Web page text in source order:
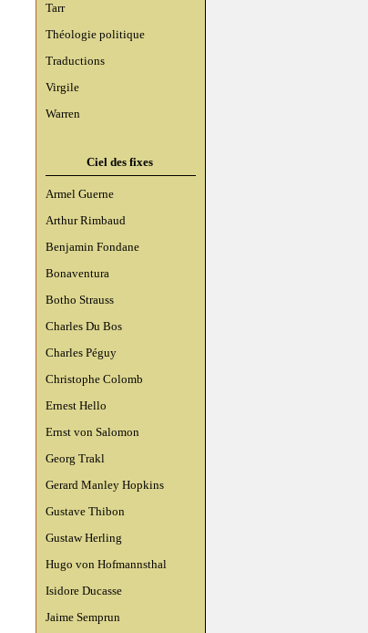
Tarr
Théologie politique
Traductions
Virgile
Warren
Ciel des fixes
Armel Guerne
Arthur Rimbaud
Benjamin Fondane
Bonaventura
Botho Strauss
Charles Du Bos
Charles Péguy
Christophe Colomb
Ernest Hello
Ernst von Salomon
Georg Trakl
Gerard Manley Hopkins
Gustave Thibon
Gustaw Herling
Hugo von Hofmannsthal
Isidore Ducasse
Jaime Semprun